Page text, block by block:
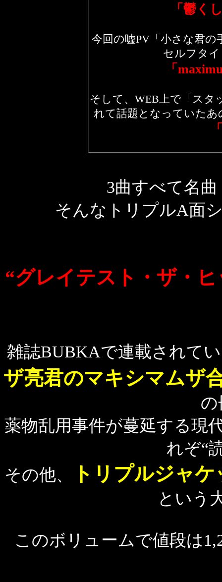
「鬱く
今回の嘘PV「小さな君
セルフタ
「
そして、WEB上で「スタ
れて話題となっていた
3曲すべて名
そんなトリプルA面
“グレイテスト・ザ・ヒ
雑誌BUBKAで連載されて
ザ亮君のマキシマムザ
の
薬物乱用事件が蔓延する現
れぞ“
その他、
トリプルジャ
という
このボリュームで値段は